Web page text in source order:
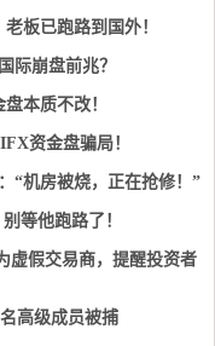
板已跑路到国外！
际崩盘前兆？
本质不改！
资金盘骗局！
“机房被烧，正在抢修！”
等他跑路了！
虚假交易商，提醒投资者
高级成员被捕